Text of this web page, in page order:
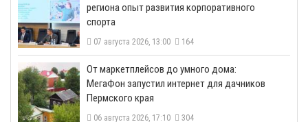
региона опыт развития корпоративного
спорта
07 августа 2026, 13:00 164
От маркетплейсов до умного дома:
МегаФон запустил интернет для дачников
Пермского края
06 августа 2026, 17:10 304